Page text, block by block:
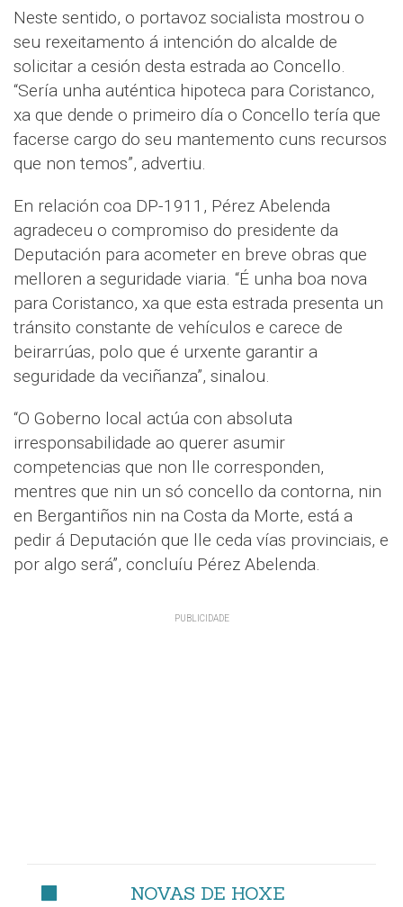
Neste sentido, o portavoz socialista mostrou o
seu rexeitamento á intención do alcalde de
solicitar a cesión desta estrada ao Concello.
“Sería unha auténtica hipoteca para Coristanco,
xa que dende o primeiro día o Concello tería que
facerse cargo do seu mantemento cuns recursos
que non temos”, advertiu.
En relación coa DP-1911, Pérez Abelenda
agradeceu o compromiso do presidente da
Deputación para acometer en breve obras que
melloren a seguridade viaria. “É unha boa nova
para Coristanco, xa que esta estrada presenta un
tránsito constante de vehículos e carece de
beirarrúas, polo que é urxente garantir a
seguridade da veciñanza”, sinalou.
“O Goberno local actúa con absoluta
irresponsabilidade ao querer asumir
competencias que non lle corresponden,
mentres que nin un só concello da contorna, nin
en Bergantiños nin na Costa da Morte, está a
pedir á Deputación que lle ceda vías provinciais, e
por algo será”, concluíu Pérez Abelenda.
NOVAS DE HOXE